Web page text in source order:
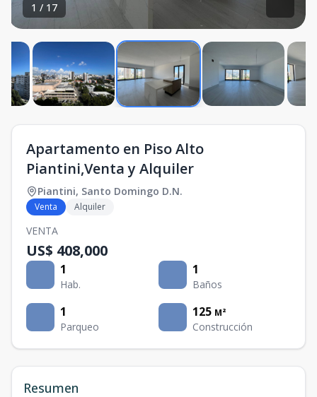
1 / 17
Apartamento en Piso Alto
Piantini,Venta y Alquiler
Piantini, Santo Domingo D.N.
Venta Alquiler
VENTA
US$ 408,000
1
Hab.
1
Baños
1
Parqueo
125 M²
Construcción
Resumen